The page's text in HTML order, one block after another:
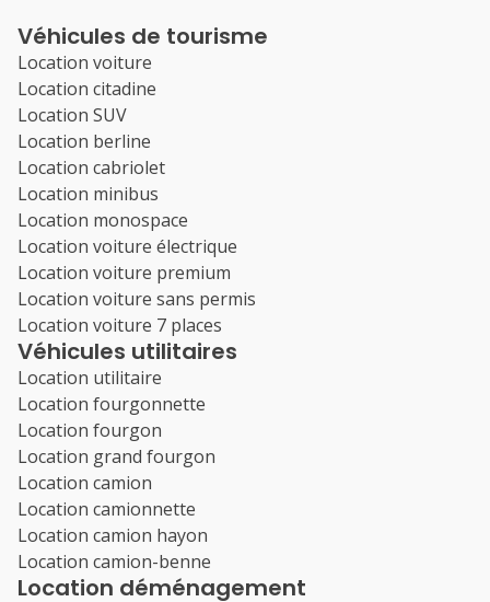
Véhicules de tourisme
Location voiture
Location citadine
Location SUV
Location berline
Location cabriolet
Location minibus
Location monospace
Location voiture électrique
Location voiture premium
Location voiture sans permis
Location voiture 7 places
Véhicules utilitaires
Location utilitaire
Location fourgonnette
Location fourgon
Location grand fourgon
Location camion
Location camionnette
Location camion hayon
Location camion-benne
Location déménagement